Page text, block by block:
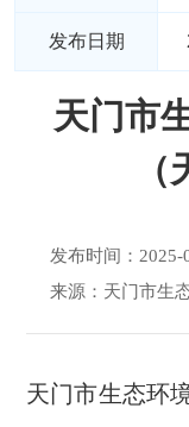
发布日期
天门市
发布时间：2025-
来源：天门市生
天门市生态环